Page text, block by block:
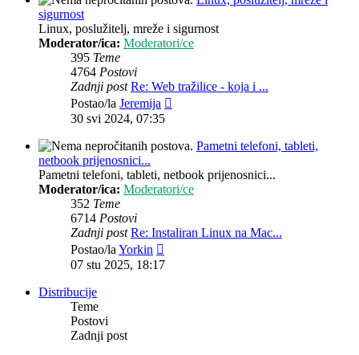
sigurnost
Linux, poslužitelj, mreže i sigurnost
Moderator/ica: Moderatori/ce
395 Teme
4764 Postovi
Zadnji post Re: Web tražilice - koja i ...
Postao/la Jeremija
30 svi 2024, 07:35
Pametni telefoni, tableti,
netbook prijenosnici...
Pametni telefoni, tableti, netbook prijenosnici...
Moderator/ica: Moderatori/ce
352 Teme
6714 Postovi
Zadnji post Re: Instaliran Linux na Mac...
Postao/laYorkin
post
07 stu 2025, 18:17
Distribucije
Teme
Postovi
Zadnji post